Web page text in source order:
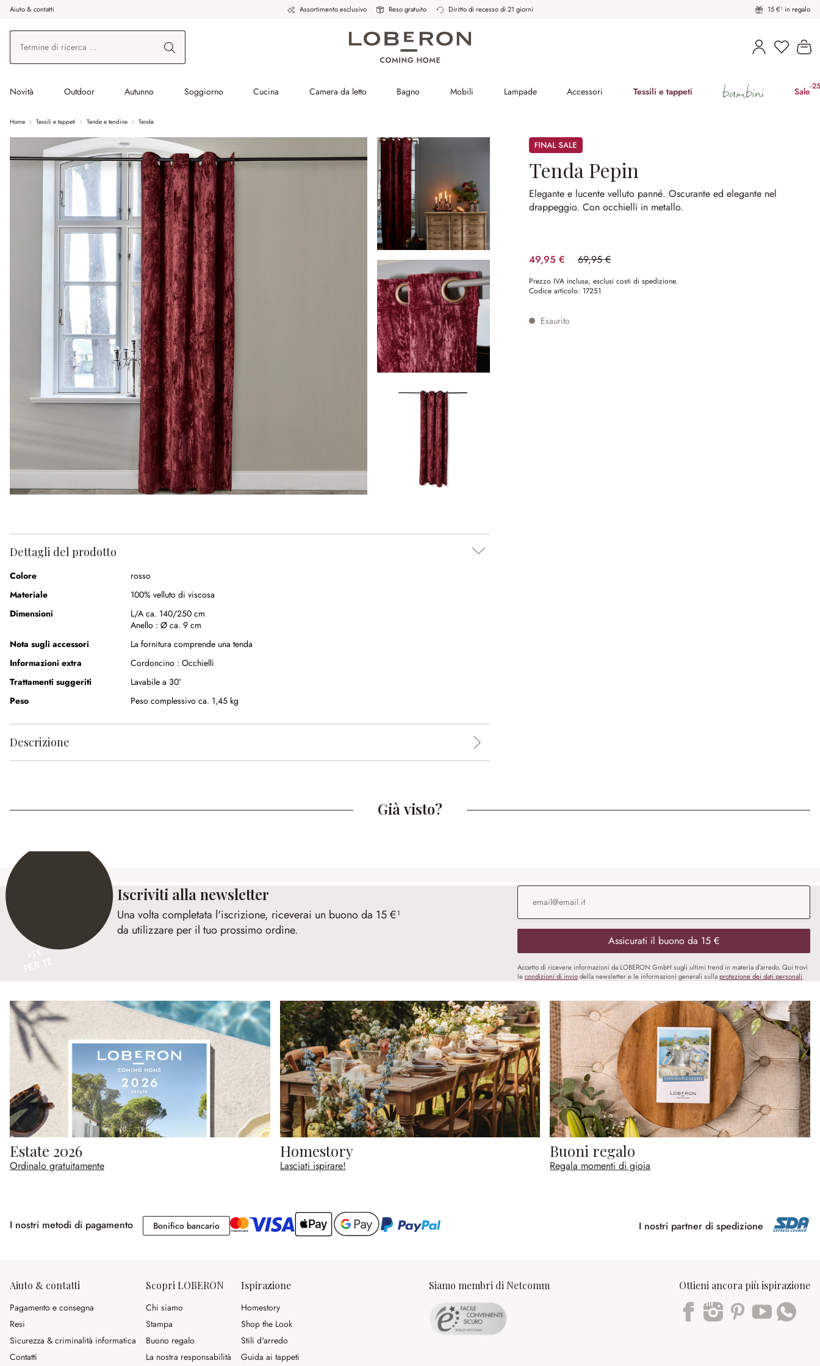
al contenuto principale
Vai alla ricerca
Vai alla navigazione principale
Aiuto & contatti Assortimento esclusivo Reso gratuito Diritto di recesso di 21 giorni 15 €¹ in regalo
Hai 0 Il
Novità Outdoor Autunno Soggiorno Cucina Camera da letto Bagno Mobili Lampade Accessori Tessili e tappeti bambini Sale-
Home Tessili e tappeti Tende e tendine Tende
Sale
Tenda Pepin
Elegante e lucente velluto panné.Oscurante ed elegante nel
drappeggio.Con occhielli in metallo.
49,95 € 69,95 €
(risparmio 28.59%)
Prezzo IVA inclusa, esclusi costi di spedizione.
Codice articolo: 17251
Esaurito
Dettagli del prodotto
Colore
rosso
Materiale
100% velluto di viscosa
Dimensioni
L/A ca. 140/250 cm
Anello : Ø ca. 9 cm
Nota sugli accessori
La fornitura comprende una tenda
Informazioni extra
Cordoncino : Occhielli
Trattamenti suggeriti
Lavabile a 30°
Peso
Peso complessivo ca. 1,45 kg
Descrizione
Già visto?
15 €
Iscriviti alla newsletter
Una volta completata l'iscrizione, riceverai un buono da 15 €¹
da utilizzare per il tuo prossimo ordine.
Indirizzo e-mail
Assicurati il buono da 15 €
Accetto di ricevere informazioni da LOBERON GmbH sugli ultimi trend in materia d’arredo. Qui trovi
lecondizioni di inviodella newsletter e le informazioni generali sullaprotezione dei dati personali.
Estate 2026
Ordinalo gratuitamente
Homestory
Lasciati ispirare!
Buoni regalo
Regala momenti di gioia
I nostri metodi di pagamento Bonifico bancarioBonifico bancario I nostri partner di spedizione
Aiuto & contatti
Pagamento e consegna
Resi
Sicurezza & criminalità informatica
Contatti
Scopri LOBERON
Chi siamo
Stampa
Buono regalo
La nostra responsabilità
Ispirazione
Homestory
Shop the Look
Stili d'arredo
Guida ai tappeti
Siamo membri di Netcomm Ottieni ancora più ispirazione